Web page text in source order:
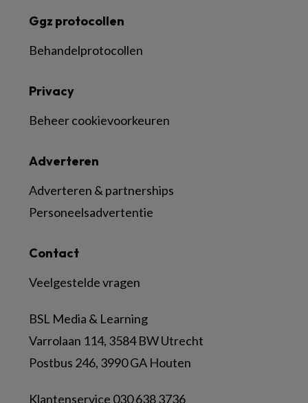
Ggz protocollen
Behandelprotocollen
Contact
Veelgestelde vragen
BSL Media & Learning
Varrolaan 114, 3584 BW Utrecht
Postbus 246, 3990 GA Houten
Klantenservice 030 638 3736
Adverteren
Adverteren & partnerships
Personeelsadvertentie
Privacy
Beheer cookievoorkeuren